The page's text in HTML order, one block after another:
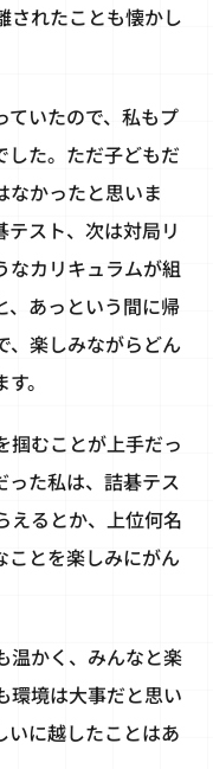
されたことも懐かし
ていたので、私もプ
した。ただ子どもだ
なかったと思いま
スト、次は対局リ
カリキュラムが組
、あっという間に帰
、楽しみながらどん
。
掴むことが上手だっ
った私は、詰碁テス
えるとか、上位何名
ことを楽しみにがん
温かく、みんなと楽
環境は大事だと思い
いに越したことはあ